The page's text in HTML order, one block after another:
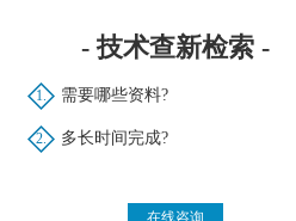
- 技术查新检索 -
1. 需要哪些资料?
2. 多长时间完成?
在线咨询